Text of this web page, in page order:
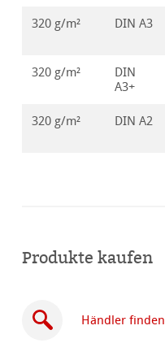
320 g/m² DIN A3
320 g/m²
DIN
A3+
320 g/m² DIN A2
Produkte kaufen
Händler finden